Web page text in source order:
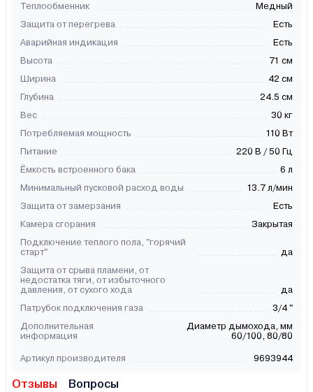
Теплообменник
Медный
Защита от перегрева
Есть
Аварийная индикация
Есть
Высота
71 см
Ширина
42 см
Глубина
24.5 см
Вес
30 кг
Потребляемая мощность
110 Вт
Питание
220 В / 50 Гц
Ёмкость встроенного бака
6 л
Минимальный пусковой расход воды
13.7 л/мин
Защита от замерзания
Есть
Камера сгорания
Закрытая
Подключение теплого пола, "горячий
старт"
да
Защита от срыва пламени, от
недостатка тяги, от избыточного
давления, от сухого хода
да
Патрубок подключения газа
3/4 "
Дополнительная
информация
Диаметр дымохода, мм
60/100, 80/80
Артикул производителя 9693944
Отзывы Вопросы